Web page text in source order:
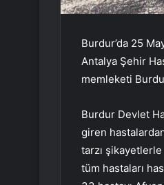
Burdur’da 25
Antalya Şehir
memleketi
Burdur Devlet
giren
tarzı
tüm hastaları